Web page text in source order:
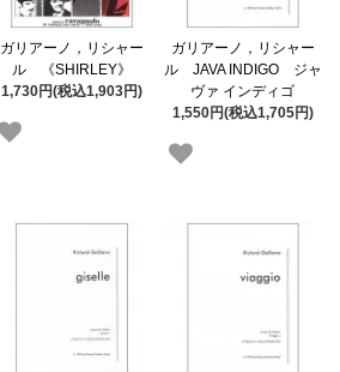
ガリアーノ，リシャー
ル 《SHIRLEY》
1,730円(税込1,903円)
ガリアーノ，リシャー
ル JAVA INDIGO ジャ
ヴァ インディゴ
1,550円(税込1,705円)